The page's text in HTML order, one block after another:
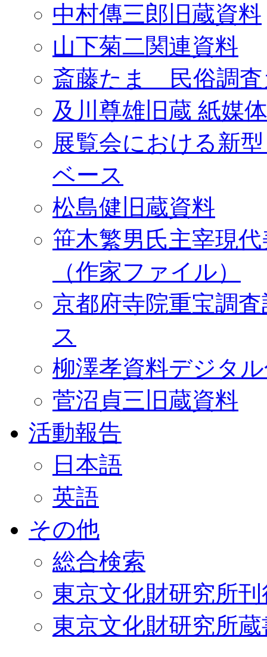
中村傳三郎旧蔵資料
山下菊二関連資料
斎藤たま 民俗調査
及川尊雄旧蔵 紙媒
展覧会における新
ベース
松島健旧蔵資料
笹木繁男氏主宰現
（作家ファイル）
京都府寺院重宝調
ス
柳澤孝資料デジタ
菅沼貞三旧蔵資料
活動報告
日本語
英語
その他
総合検索
東京文化財研究所
東京文化財研究所